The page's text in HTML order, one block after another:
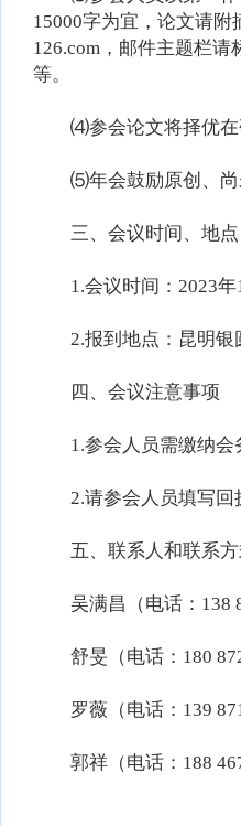
15000字为宜，论文请
126.com，邮件主题栏
等。
⑷参会论文将择优在研
⑸年会鼓励原创、尚未
三、会议时间、地点
1.会议时间：2023年
2.报到地点：昆明银
四、会议注意事项
1.参会人员需缴纳会
2.请参会人员填写回执
五、联系人和联系方
吴满昌（电话：138
舒旻（电话：180
罗薇（电话：139
郭祥（电话：188